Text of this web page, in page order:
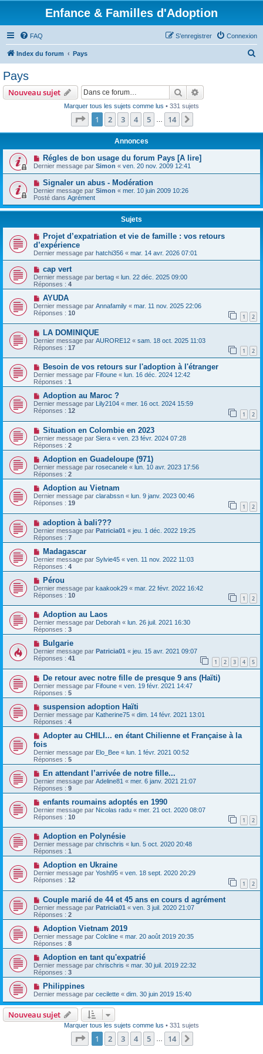
Enfance & Familles d'Adoption
FAQ Connexion
S’enregistrer
Index du forum Pays
h
Pays
Nouveau sujet Rechercher
Marquer tous les sujets comme lus • 331 sujets
Page 1sur14
1 2 3 4 5 14
Annonces
Régles de bon usage du forum Pays [A lire]
Dernier message par Simon « ven. 20 nov. 2009 12:41
Signaler un abus - Modération
Dernier message par Simon « mer. 10 juin 2009 10:26
Posté dans Agrément
Sujets
Projet d’expatriation et vie de famille : vos retours
d’expérience
Dernier message par hatchi356 « mar. 14 avr. 2026 07:01
cap vert
Dernier message par bertag « lun. 22 déc. 2025 09:00
Réponses : 4
AYUDA
Dernier message par Annafamily « mar. 11 nov. 2025 22:06
Réponses : 10 1 2
LA DOMINIQUE
Dernier message par AURORE12 « sam. 18 oct. 2025 11:03
Réponses : 17 1 2
Besoin de vos retours sur l'adoption à l'étranger
Dernier message par Fifoune « lun. 16 déc. 2024 12:42
Réponses : 1
Adoption au Maroc ?
Dernier message par Lily2104 « mer. 16 oct. 2024 15:59
Réponses : 12 1 2
Situation en Colombie en 2023
Dernier message par Siera « ven. 23 févr. 2024 07:28
Réponses : 2
Adoption en Guadeloupe (971)
Dernier message par rosecanele « lun. 10 avr. 2023 17:56
Réponses : 2
Adoption au Vietnam
Dernier message par clarabssn « lun. 9 janv. 2023 00:46
Réponses : 19 1 2
adoption à bali???
Dernier message par Patricia01 « jeu. 1 déc. 2022 19:25
Réponses : 7
Madagascar
Dernier message par Sylvie45 « ven. 11 nov. 2022 11:03
Réponses : 4
Pérou
Dernier message par kaakook29 « mar. 22 févr. 2022 16:42
Réponses : 10 1 2
Adoption au Laos
Dernier message par Deborah « lun. 26 juil. 2021 16:30
Réponses : 3
Bulgarie
Dernier message par Patricia01 « jeu. 15 avr. 2021 09:07
Réponses : 41 1 2 3 4 5
De retour avec notre fille de presque 9 ans (Haïti)
Dernier message par Fifoune « ven. 19 févr. 2021 14:47
Réponses : 5
suspension adoption Haïti
Dernier message par Katherine75 « dim. 14 févr. 2021 13:01
Réponses : 4
Adopter au CHILI... en étant Chilienne et Française à la
fois
Dernier message par Elo_Bee « lun. 1 févr. 2021 00:52
Réponses : 5
En attendant l’arrivée de notre fille...
Dernier message par Adeline81 « mer. 6 janv. 2021 21:07
Réponses : 9
enfants roumains adoptés en 1990
Dernier message par Nicolas radu « mer. 21 oct. 2020 08:07
Réponses : 10 1 2
Adoption en Polynésie
Dernier message par chrischris « lun. 5 oct. 2020 20:48
Réponses : 1
Adoption en Ukraine
Dernier message par Yoshi95 « ven. 18 sept. 2020 20:29
Réponses : 12 1 2
Couple marié de 44 et 45 ans en cours d agrément
Dernier message par Patricia01 « ven. 3 juil. 2020 21:07
Réponses : 2
Adoption Vietnam 2019
Dernier message par Colcline « mar. 20 août 2019 20:35
Réponses : 8
Adoption en tant qu'expatrié
Dernier message par chrischris « mar. 30 juil. 2019 22:32
Réponses : 3
Philippines
Dernier message par cecilette « dim. 30 juin 2019 15:40
Nouveau sujet
Marquer tous les sujets comme lus • 331 sujets
Page 1sur14
1 2 3 4 5 14